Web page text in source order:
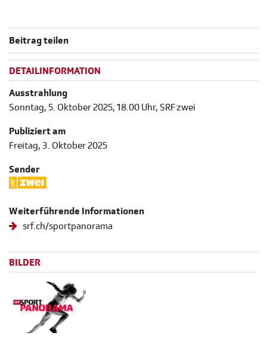
Beitrag teilen
DETAILINFORMATION
Ausstrahlung
Sonntag, 5. Oktober 2025, 18.00 Uhr, SRF zwei
Publiziert am
Freitag, 3. Oktober 2025
Sender
Weiterführende Informationen
srf.ch/sportpanorama
BILDER